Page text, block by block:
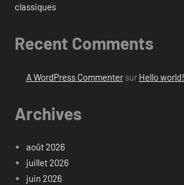
classiques
Recent Comments
A WordPress Commentersur Hello world!
Archives
août 2026
juillet 2026
juin 2026